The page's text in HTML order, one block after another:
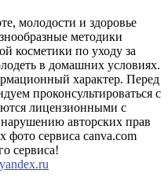
молодости и здоровье
методики
косметики по уходу за
в домашних условиях.
характер. Перед
проконсультироваться с
лицензионными с
авторских прав
сервиса canva.com
сервиса!